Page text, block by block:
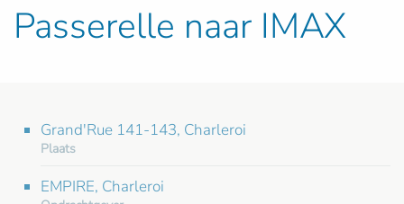
Passerelle naar IMAX
Grand'Rue 141-143, Charleroi
Plaats
EMPIRE, Charleroi